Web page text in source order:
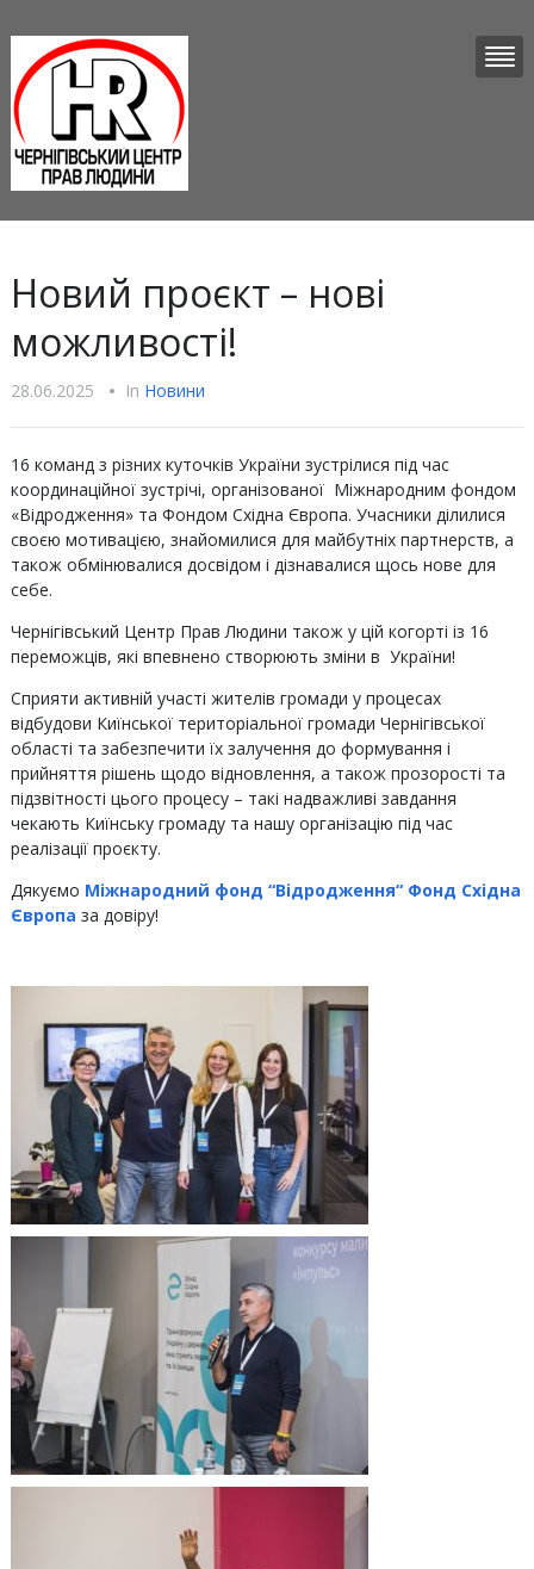
Новий проєкт – нові
можливості!
28.06.2025 • In Новини
16 команд з різних куточків України зустрілися під час
координаційної зустрічі, організованої Міжнародним фондом
«Відродження» та Фондом Східна Європа. Учасники ділилися
своєю мотивацією, знайомилися для майбутніх партнерств, а
також обмінювалися досвідом і дізнавалися щось нове для
себе.
Чернігівський Центр Прав Людини також у цій когорті із 16
переможців, які впевнено створюють зміни в України!
Сприяти активній участі жителів громади у процесах
відбудови Киїнської територіальної громади Чернігівської
області та забезпечити їх залучення до формування і
прийняття рішень щодо відновлення, а також прозорості та
підзвітності цього процесу – такі надважливі завдання
чекають Киїнську громаду та нашу організацію під час
реалізації проєкту.
Дякуємо Міжнародний фонд “Відродження“ Фонд Східна
Європа за довіру!